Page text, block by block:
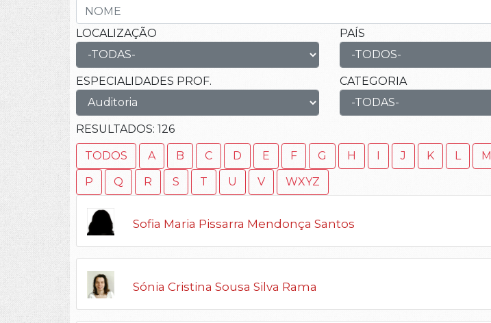
LOCALIZAÇÃO PAÍS
ESPECIALIDADES PROF. CATEGORIA
RESULTADOS: 126
TODOS A B C D E F G H I J K L M
P
Q R S T U V WXYZ
Sofia Maria Pissarra Mendonça Santos
Sónia Cristina Sousa Silva Rama